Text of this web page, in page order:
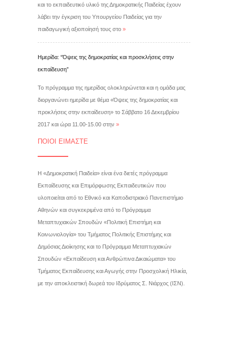
και το εκπαιδευτικό υλικό της Δημοκρατικής Παιδείας έχουν
λάβει την έγκριση του Υπουργείου Παιδείας για την
παιδαγωγική αξιοποίησή τους στο »
Ημερίδα: “Όψεις της δημοκρατίας και προσκλήσεις στην
εκπαίδευση”
Το πρόγραμμα της ημερίδας ολοκληρώνεται και η ομάδα μας
διοργανώνει ημερίδα με θέμα «Όψεις της δημοκρατίας και
προκλήσεις στην εκπαίδευση» το Σάββατο 16 Δεκεμβρίου
2017 και ώρα 11.00-15.00 στην »
ΠΟΙΟΙ ΕΙΜΑΣΤΕ
Η «Δημοκρατική Παιδεία» είναι ένα διετές πρόγραμμα
Εκπαίδευσης και Επιμόρφωσης Εκπαιδευτικών που
υλοποιείται από το Εθνικό και Καποδιστριακό Πανεπιστήμιο
Αθηνών και συγκεκριμένα από το Πρόγραμμα
Μεταπτυχιακών Σπουδών «Πολιτική Επιστήμη και
Κοινωνιολογία» του Τμήματος Πολιτικής Επιστήμης και
Δημόσιας Διοίκησης και το Πρόγραμμα Μεταπτυχιακών
Σπουδών «Εκπαίδευση και Ανθρώπινα Δικαιώματα» του
Τμήματος Εκπαίδευσης και Αγωγής στην Προσχολική Ηλικία,
με την αποκλειστική δωρεά του Ιδρύματος Σ. Νιάρχος (ΙΣΝ).